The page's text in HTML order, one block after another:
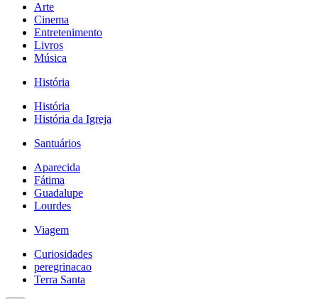
Arte
Cinema
Entretenimento
Livros
Música
História
História
História da Igreja
Santuários
Aparecida
Fátima
Guadalupe
Lourdes
Viagem
Curiosidades
peregrinacao
Terra Santa